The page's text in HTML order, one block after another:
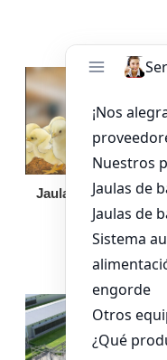
Jaula de pollo pollita